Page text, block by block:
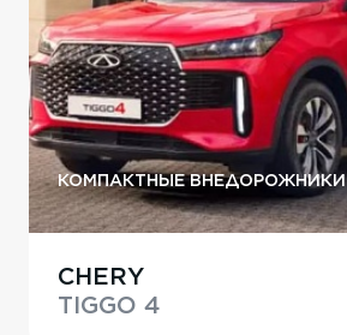
КОМПАКТНЫЕ ВНЕДОРОЖНИКИ
CHERY
TIGGO 4